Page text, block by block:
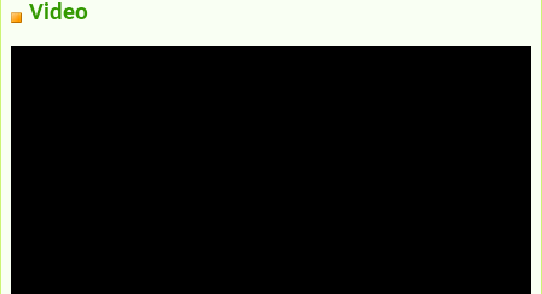
Video